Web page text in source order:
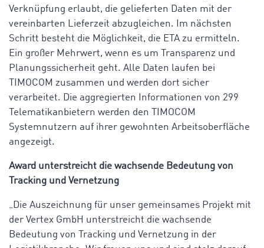
Verknüpfung erlaubt, die gelieferten Daten mit der
vereinbarten Lieferzeit abzugleichen. Im nächsten
Schritt besteht die Möglichkeit, die ETA zu ermitteln.
Ein großer Mehrwert, wenn es um Transparenz und
Planungssicherheit geht. Alle Daten laufen bei
TIMOCOM zusammen und werden dort sicher
verarbeitet. Die aggregierten Informationen von 299
Telematikanbietern werden den TIMOCOM
Systemnutzern auf ihrer gewohnten Arbeitsoberfläche
angezeigt.
Award unterstreicht die wachsende Bedeutung von
Tracking und Vernetzung
„Die Auszeichnung für unser gemeinsames Projekt mit
der Vertex GmbH unterstreicht die wachsende
Bedeutung von Tracking und Vernetzung in der